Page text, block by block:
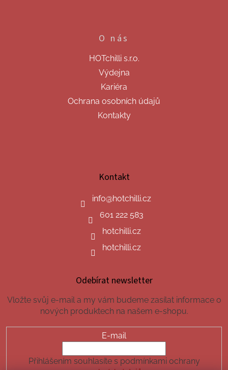
O nás
HOTchilli s.r.o.
Výdejna
Kariéra
Ochrana osobních údajů
Kontakty
Kontakt
info@hotchilli.cz
601 222 583
hotchilli.cz
hotchilli.cz
Odebírat newsletter
Vložte svůj e-mail a my vám budeme zasílat informace o
nových produktech na našem e-shopu.
E-mail
Přihlášením souhlasíte s podmínkami ochrany